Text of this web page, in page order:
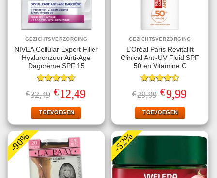
GEZICHTSVERZORGING
NIVEA Cellular Expert Filler
Hyaluronzuur Anti-Age
Dagcrème SPF 15
Gewaardeerd
4.60uit 5
€32,49 Oorspronkelijke
prijs
was:
€32,49.
€12,49Huidige
prijs
TOEVOEGEN
GEZICHTSVERZORGING
L’Oréal Paris Revitalift
Clinical Anti-UV Fluid SPF
50 en Vitamine C
Gewaardeerd
4.50uit 5
€29,99 Oorspronkelijke
prijs
was:
€29,99.
€9,99Huidige
prijs
TOEVOEGEN
-90% -52%